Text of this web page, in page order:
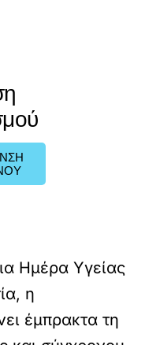
Ημέρα Υγείας
η
έμπρακτα τη